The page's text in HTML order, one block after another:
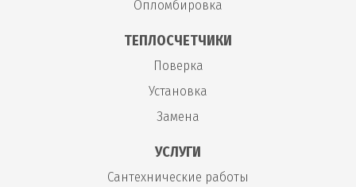
Опломбировка
ТЕПЛОСЧЕТЧИКИ
Поверка
Установка
Замена
УСЛУГИ
Сантехнические работы